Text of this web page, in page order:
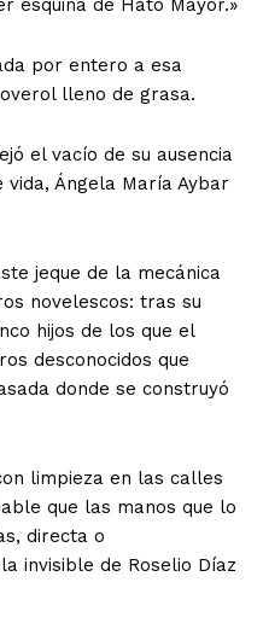
esquina de Hato Mayor.»
por entero a esa
lleno de grasa.
el vacío de su ausencia
Ángela María Aybar
jeque de la mecánica
novelescos: tras su
hijos de los que el
desconocidos que
donde se construyó
limpieza en las calles
que las manos que lo
directa o
invisible de Roselio Díaz